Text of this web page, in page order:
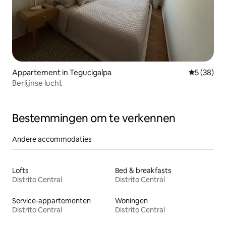
Appartement in Tegucigalpa
5 (38)
Berlijnse lucht
Bestemmingen om te verkennen
Andere accommodaties
Lofts
Distrito Central
Bed & breakfasts
Distrito Central
Service-appartementen
Distrito Central
Woningen
Distrito Central